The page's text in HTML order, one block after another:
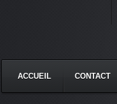
ACCUEIL CONTACT